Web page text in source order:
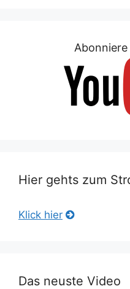
Hier gehts zum
Klick hier
Das neuste Video